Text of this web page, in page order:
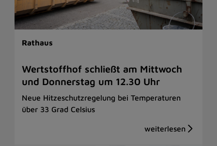
Rathaus
Wertstoffhof schließt am Mittwoch
und Donnerstag um 12.30 Uhr
Neue Hitzeschutzregelung bei Temperaturen
über 33 Grad Celsius